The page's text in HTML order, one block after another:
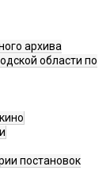
архива
области по
постановок